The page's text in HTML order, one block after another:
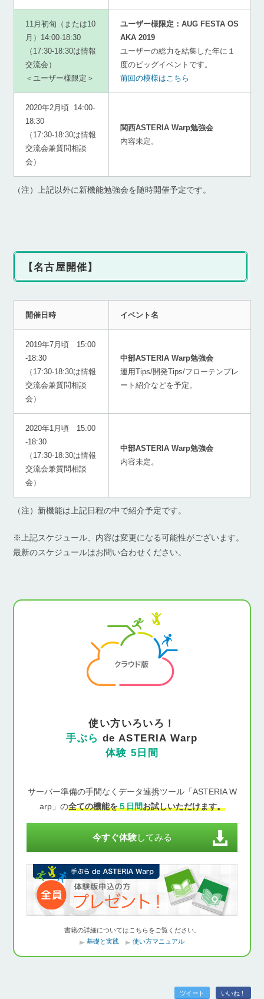
11月初旬（または10
月）14:00-18:30
（17:30-18:30は情報
交流会）
＜ユーザー様限定＞
ユーザー様限定：AUG FESTA OS
AKA 2019
ユーザーの総力を結集した年に１
度のビッグイベントです。
前回の模様はこちら
2020年2月頃 14:00-
18:30
（17:30-18:30は情報
交流会兼質問相談
会）
関西ASTERIA Warp勉強会
内容未定。
（注）上記以外に新機能勉強会を随時開催予定です。
【名古屋開催】
開催日時 イベント名
2019年7月頃 15:00
-18:30
（17:30-18:30は情報
交流会兼質問相談
会）
中部ASTERIA Warp勉強会
運用Tips/開発Tips/フローテンプレ
ート紹介などを予定。
2020年1月頃 15:00
-18:30
（17:30-18:30は情報
交流会兼質問相談
会）
中部ASTERIA Warp勉強会
内容未定。
（注）新機能は上記日程の中で紹介予定です。
※上記スケジュール、内容は変更になる可能性がございます。
最新のスケジュールはお問い合わせください。
使い方いろいろ！
手ぶら de ASTERIA Warp
体験 5日間
サーバー準備の手間なくデータ連携ツール「ASTERIA W
arp」の全ての機能を５日間お試しいただけます。
今すぐ体験してみる
書籍の詳細についてはこちらをご覧ください。
基礎と実践
使い方マニュアル
ツイート いいね！